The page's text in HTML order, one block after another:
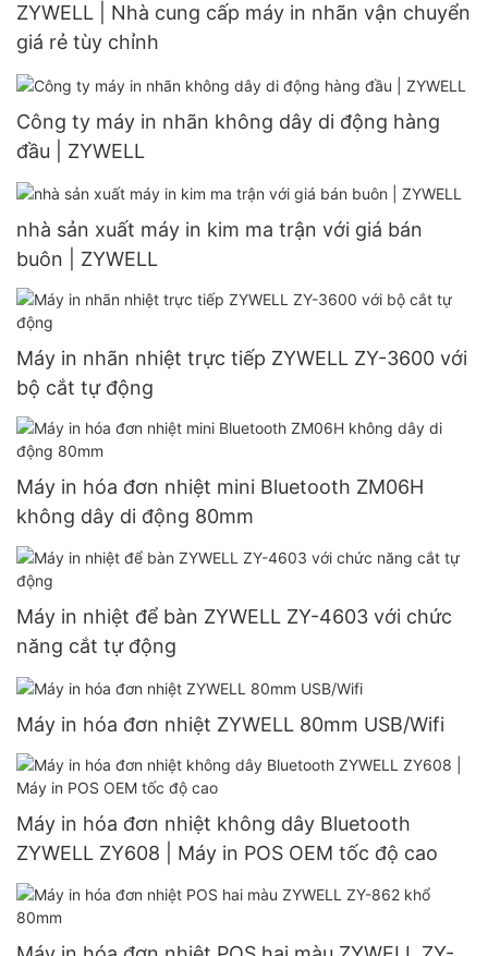
ZYWELL | Nhà cung cấp máy in nhãn vận chuyển
giá rẻ tùy chỉnh
Công ty máy in nhãn không dây di động hàng
đầu | ZYWELL
nhà sản xuất máy in kim ma trận với giá bán
buôn | ZYWELL
Máy in nhãn nhiệt trực tiếp ZYWELL ZY-3600 với
bộ cắt tự động
Máy in hóa đơn nhiệt mini Bluetooth ZM06H
không dây di động 80mm
Máy in nhiệt để bàn ZYWELL ZY-4603 với chức
năng cắt tự động
Máy in hóa đơn nhiệt ZYWELL 80mm USB/Wifi
Máy in hóa đơn nhiệt không dây Bluetooth
ZYWELL ZY608 | Máy in POS OEM tốc độ cao